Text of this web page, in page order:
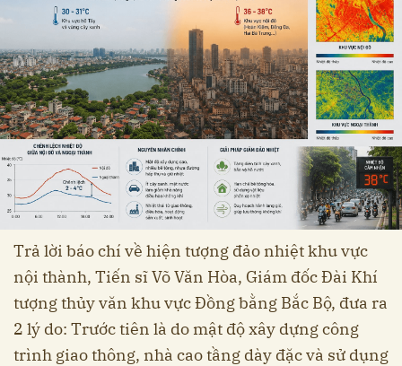
Trả lời báo chí về hiện tượng đảo nhiệt khu vực
nội thành, Tiến sĩ Võ Văn Hòa, Giám đốc Đài Khí
tượng thủy văn khu vực Đồng bằng Bắc Bộ, đưa ra
2 lý do: Trước tiên là do mật độ xây dựng công
trình giao thông, nhà cao tầng dày đặc và sử dụng